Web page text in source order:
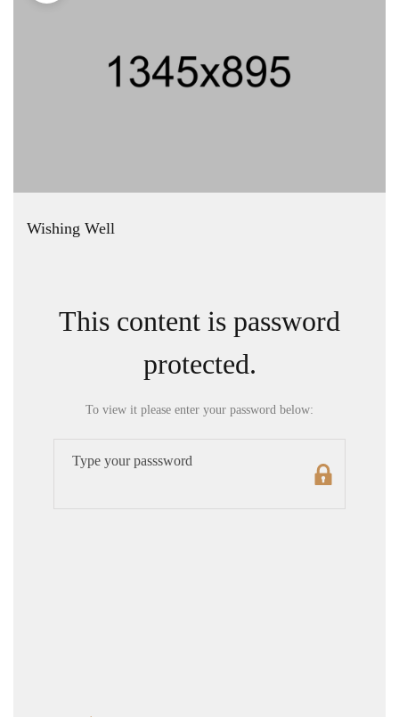
Wishing Well
This content is password
protected.
To view it please enter your password below: